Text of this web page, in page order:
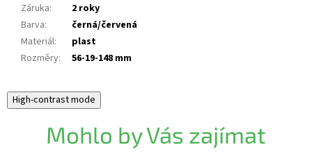
Záruka:
2 roky
Barva:
černá/červená
Materiál:
plast
Rozměry: 56-19-148 mm
High-contrast mode
Mohlo by Vás zajímat